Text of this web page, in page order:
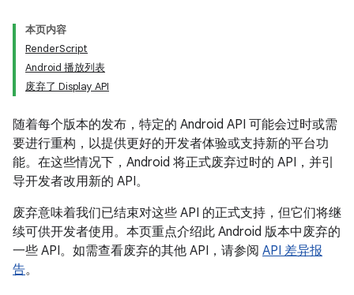
本页内容
RenderScript
Android 播放列表
废弃了 Display API
随着每个版本的发布，特定的 Android API 可能会过时或需
要进行重构，以提供更好的开发者体验或支持新的平台功
能。在这些情况下，Android 将正式废弃过时的 API，并引
导开发者改用新的 API。
废弃意味着我们已结束对这些 API 的正式支持，但它们将继
续可供开发者使用。本页重点介绍此 Android 版本中废弃的
一些 API。如需查看废弃的其他 API，请参阅 API 差异报
告。